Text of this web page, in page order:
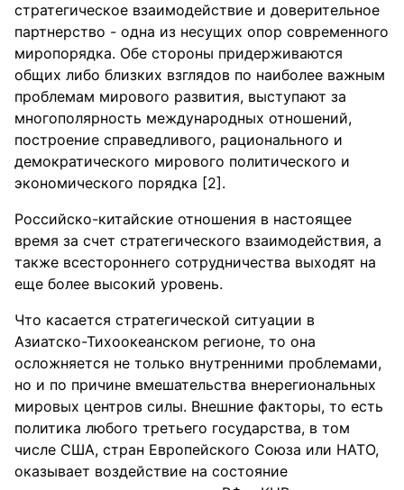
стратегическое взаимодействие и доверительное
партнерство - одна из несущих опор современного
миропорядка. Обе стороны придерживаются
общих либо близких взглядов по наиболее важным
проблемам мирового развития, выступают за
многополярность международных отношений,
построение справедливого, рационального и
демократического мирового политического и
экономического порядка [2].
Российско-китайские отношения в настоящее
время за счет стратегического взаимодействия, а
также всестороннего сотрудничества выходят на
еще более высокий уровень.
Что касается стратегической ситуации в
Азиатско-Тихоокеанском регионе, то она
осложняется не только внутренними проблемами,
но и по причине вмешательства внерегиональных
мировых центров силы. Внешние факторы, то есть
политика любого третьего государства, в том
числе США, стран Европейского Союза или НАТО,
оказывает воздействие на состояние